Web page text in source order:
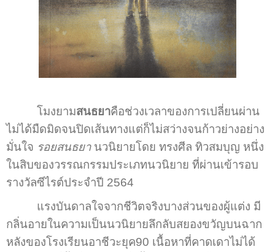
โมงยามสนธยาคือช่วงเวลาของการเปลี่ยนผ่าน
ไม่ได้มืดมิดจนปิดเส้นทางแต่ก็ไม่สว่างจนก้าวย่างอย่าง
มั่นใจ รอยสนธยา นวนิยายโดย ทรงศีล ทิวสมบุญ หนึ่ง
ในสิบของวรรณกรรมประเภทนวนิยาย ที่ผ่านเข้ารอบ
รางวัลซีไรต์ประจำปี 2564
แรงบันดาลใจจากชีวิตจริงบางส่วนของผู้แต่ง มี
กลิ่นอายในความเป็นนวนิยายลึกลับสยองขวัญบนฉาก
หลังของโรงเรียนอาชีวะยุค90 เนื้อหาที่คาดเดาไม่ได้